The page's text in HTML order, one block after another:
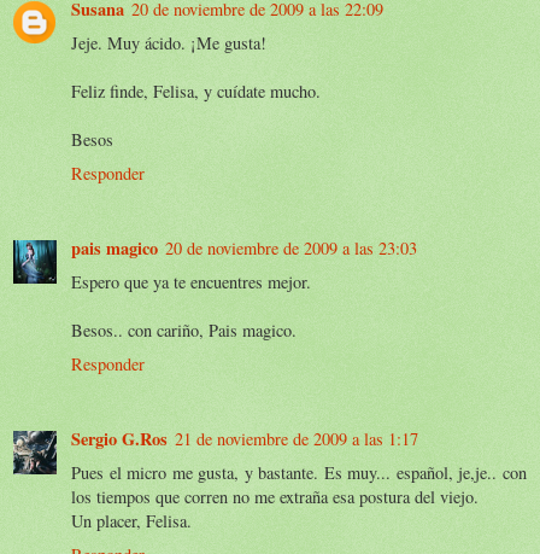
Susana 20 de noviembre de 2009 a las 22:09
Jeje. Muy ácido. ¡Me gusta!
Feliz finde, Felisa, y cuídate mucho.
Besos
Responder
pais magico 20 de noviembre de 2009 a las 23:03
Espero que ya te encuentres mejor.
Besos.. con cariño, Pais magico.
Responder
Sergio G.Ros 21 de noviembre de 2009 a las 1:17
Pues el micro me gusta, y bastante. Es muy... español, je,je.. con
los tiempos que corren no me extraña esa postura del viejo.
Un placer, Felisa.